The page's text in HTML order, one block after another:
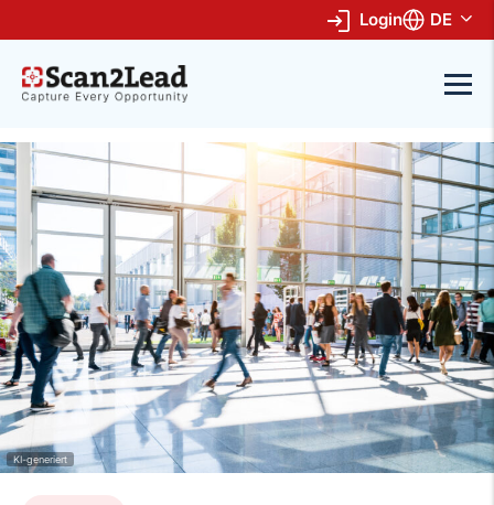
Login DE
KI-generiert